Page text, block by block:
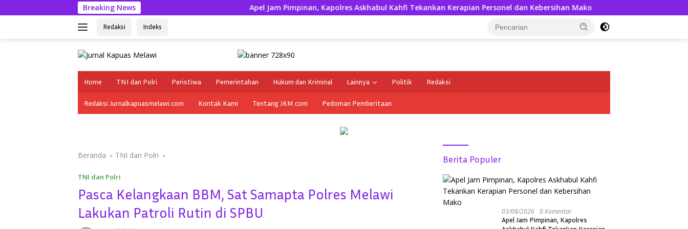
ke
Breaking News Apel Jam Pimpinan, Kapolres Askhabul Kahfi Tekankan Kerapian Personel dan Kebersihan Mako Kedatangan AKBP Askhabul
Redaksi Indeks
Home TNI dan Polri Peristiwa Pemerintahan Hukum dan Kriminal Lainnya Politik Redaksi
Redaksi Jurnalkapuasmelawi.com Kontak Kami Tentang JKM.com Pedoman Pemberitaan
Beranda TNI dan Polri
TNI dan Polri
Pasca Kelangkaan BBM, Sat Samapta Polres Melawi
Lakukan Patroli Rutin di SPBU
Berita Populer
03/08/2026
0 Komentar
Apel Jam Pimpinan, Kapolres